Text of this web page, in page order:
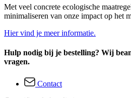
Met veel concrete ecologische
minimaliseren van onze impact op het
Hier vind je meer informatie.
Hulp nodig bij je bestelling? Wij
vragen.
Contact